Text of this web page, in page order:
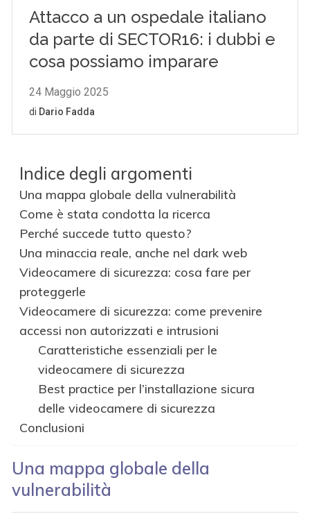
Indice degli argomenti
Una mappa globale della vulnerabilità
Come è stata condotta la ricerca
Perché succede tutto questo?
Una minaccia reale, anche nel dark web
Videocamere di sicurezza: cosa fare per
proteggerle
Videocamere di sicurezza: come prevenire
accessi non autorizzati e intrusioni
Caratteristiche essenziali per le
videocamere di sicurezza
Best practice per l’installazione sicura
delle videocamere di sicurezza
Conclusioni
Una mappa globale della
vulnerabilità